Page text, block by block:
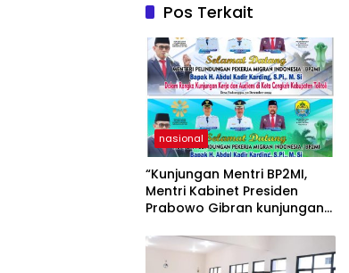
Pos Terkait
nasional
“Kunjungan Mentri BP2MI,
Mentri Kabinet Presiden
Prabowo Gibran kunjungan
Dampal Selatan”